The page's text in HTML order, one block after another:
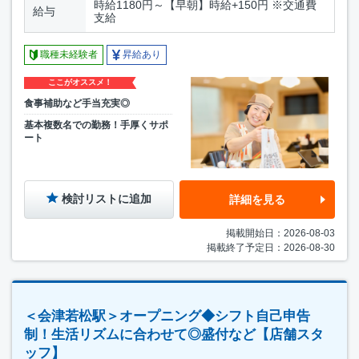
給与
時給1180円～【早朝】時給+150円 ※交通費
支給
職種未経験者 昇給あり
ここがオススメ！
食事補助など手当充実◎
基本複数名での勤務！手厚くサポ
ート
検討リストに追加 詳細を見る
掲載開始日：2026-08-03
掲載終了予定日：2026-08-30
＜会津若松駅＞オープニング◆シフト自己申告
制！生活リズムに合わせて◎盛付など【店舗スタ
ッフ】